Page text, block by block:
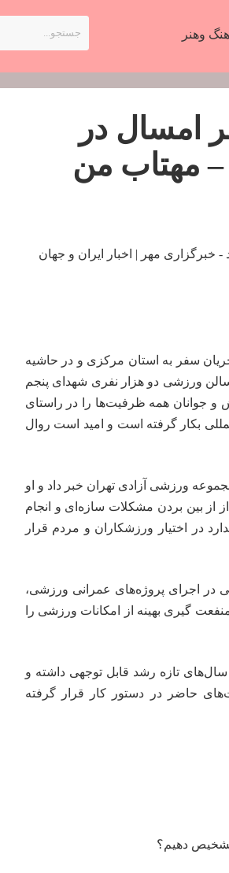
وهنر
امسال در
– مهتاب من
سفر به استان مرکزی و در حاشیه
ورزشی دو هزار نفری شهدای پنجم
و جوانان همه ظرفیت‌ها را در راستای
بکار گرفته است و امید است روال
ورزشی آزادی تهران خبر داد و او
از بین بردن مشکلات سازه‌ای و انجام
در اختیار ورزشکاران و مردم قرار
در اجرای پروژه‌های عمرانی ورزشی،
گیری بهینه از امکانات ورزشی را
تازه رشد قابل توجهی داشته و
حاضر در دستور کار قرار گرفته
دهیم؟